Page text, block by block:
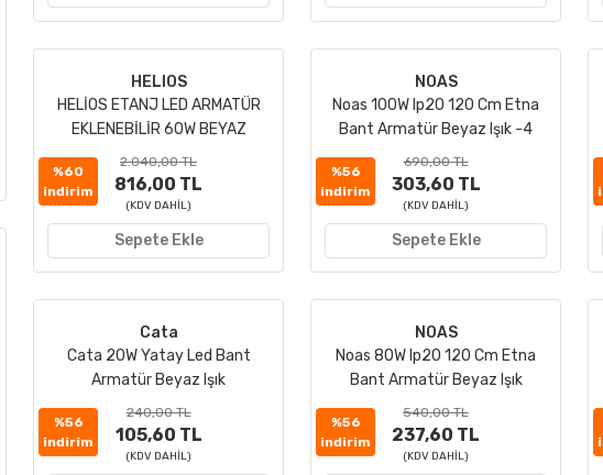
HELIOS
HELİOS ETANJ LED ARMATÜR
EKLENEBİLİR 60W BEYAZ
2.040,00 TL
816,00 TL
(KDV DAHİL)
Sepete Ekle
%60
indirim
NOAS
Noas 100W Ip20 120 Cm Etna
Bant Armatür Beyaz Işık -4
Sıra Ledli
690,00 TL
303,60 TL
(KDV DAHİL)
Sepete Ekle
%56
indirim
Cata
Cata 20W Yatay Led Bant
Armatür Beyaz Işık
240,00 TL
105,60 TL
(KDV DAHİL)
%56
indirim
NOAS
Noas 80W Ip20 120 Cm Etna
Bant Armatür Beyaz Işık
540,00 TL
237,60 TL
(KDV DAHİL)
%56
indirim